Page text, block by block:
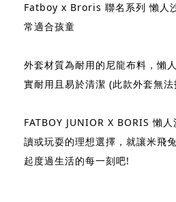
Fatboy x Broris 聯名系列 懶人
常適合孩童
外套材質為耐用的尼龍布料，懶
實耐用且易於清潔 (此款外套無法
FATBOY JUNIOR X BORIS 懶
讀或玩耍的理想選擇，就讓米飛
起度過生活的每一刻吧!